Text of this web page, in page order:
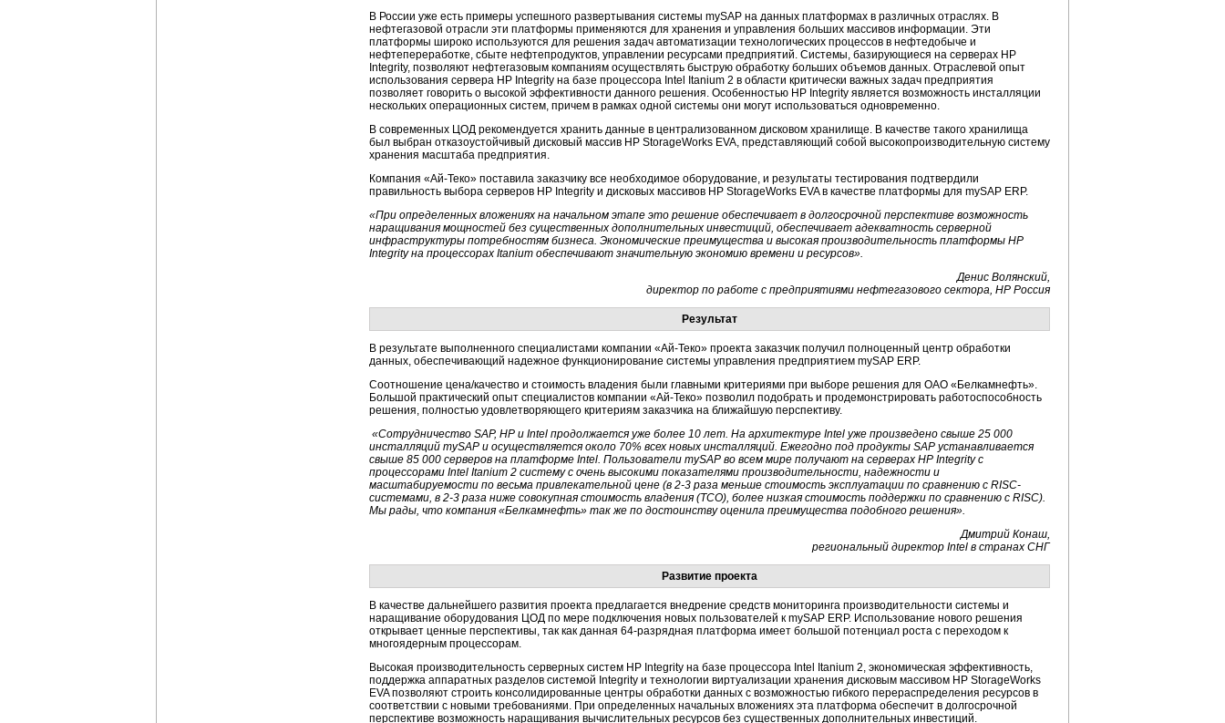
В России уже есть примеры успешного развертывания системы mySAP на данных платформах в различных отраслях. В
нефтегазовой отрасли эти платформы применяются для хранения и управления больших массивов информации. Эти
платформы широко используются для решения задач автоматизации технологических процессов в нефтедобыче и
нефтепереработке, сбыте нефтепродуктов, управлении ресурсами предприятий. Системы, базирующиеся на серверах HP
Integrity, позволяют нефтегазовым компаниям осуществлять быструю обработку больших объемов данных. Отраслевой опыт
использования сервера HP Integrity на базе процессора Intel Itanium 2 в области критически важных задач предприятия
позволяет говорить о высокой эффективности данного решения. Особенностью HP Integrity является возможность инсталляции
нескольких операционных систем, причем в рамках одной системы они могут использоваться одновременно.
В современных ЦОД рекомендуется хранить данные в централизованном дисковом хранилище. В качестве такого хранилища
был выбран отказоустойчивый дисковый массив HP StorageWorks EVA, представляющий собой высокопроизводительную систему
хранения масштаба предприятия.
Компания «Ай-Теко» поставила заказчику все необходимое оборудование, и результаты тестирования подтвердили
правильность выбора серверов HP Integrity и дисковых массивов HP StorageWorks EVA в качестве платформы для mySAP ERP.
«При определенных вложениях на начальном этапе это решение обеспечивает в долгосрочной перспективе возможность
наращивания мощностей без существенных дополнительных инвестиций, обеспечивает адекватность серверной
инфраструктуры потребностям бизнеса. Экономические преимущества и высокая производительность платформы HP
Integrity на процессорах Itanium обеспечивают значительную экономию времени и ресурсов».
Денис Волянский,
директор по работе с предприятиями нефтегазового сектора, НР Россия
Результат
В результате выполненного специалистами компании «Ай-Теко» проекта заказчик получил полноценный центр обработки
данных, обеспечивающий надежное функционирование системы управления предприятием mySAP ERP.
Соотношение цена/качество и стоимость владения были главными критериями при выборе решения для ОАО «Белкамнефть».
Большой практический опыт специалистов компании «Ай-Теко» позволил подобрать и продемонстрировать работоспособность
решения, полностью удовлетворяющего критериям заказчика на ближайшую перспективу.
«Сотрудничество SAP, HP и Intel продолжается уже более 10 лет. На архитектуре Intel уже произведено свыше 25 000
инсталляций mySAP и осуществляется около 70% всех новых инсталляций. Ежегодно под продукты SAP устанавливается
свыше 85 000 серверов на платформе Intel. Пользователи mySAP во всем мире получают на серверах HP Integrity с
процессорами Intel Itanium 2 систему с очень высокими показателями производительности, надежности и
масштабируемости по весьма привлекательной цене (в 2-3 раза меньше стоимость эксплуатации по сравнению с RISC-
системами, в 2-3 раза ниже совокупная стоимость владения (TCO), более низкая стоимость поддержки по сравнению с RISC).
Мы рады, что компания «Белкамнефть» так же по достоинству оценила преимущества подобного решения».
Дмитрий Конаш,
региональный директор Intel в странах СНГ
Развитие проекта
В качестве дальнейшего развития проекта предлагается внедрение средств мониторинга производительности системы и
наращивание оборудования ЦОД по мере подключения новых пользователей к mySAP ERP. Использование нового решения
открывает ценные перспективы, так как данная 64-разрядная платформа имеет большой потенциал роста с переходом к
многоядерным процессорам.
Высокая производительность серверных систем HP Integrity на базе процессора Intel Itanium 2, экономическая эффективность,
поддержка аппаратных разделов системой Integrity и технологии виртуализации хранения дисковым массивом HP StorageWorks
EVA позволяют строить консолидированные центры обработки данных с возможностью гибкого перераспределения ресурсов в
соответствии с новыми требованиями. При определенных начальных вложениях эта платформа обеспечит в долгосрочной
перспективе возможность наращивания вычислительных ресурсов без существенных дополнительных инвестиций.